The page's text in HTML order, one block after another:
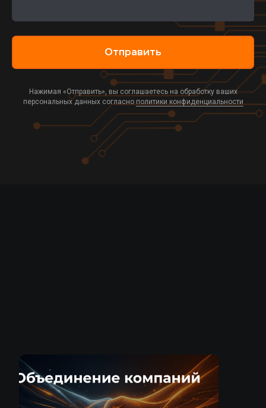
Отправить
Нажимая «Отправить», вы соглашаетесь на обработку ваших
персональных данных согласно политики конфиденциальности